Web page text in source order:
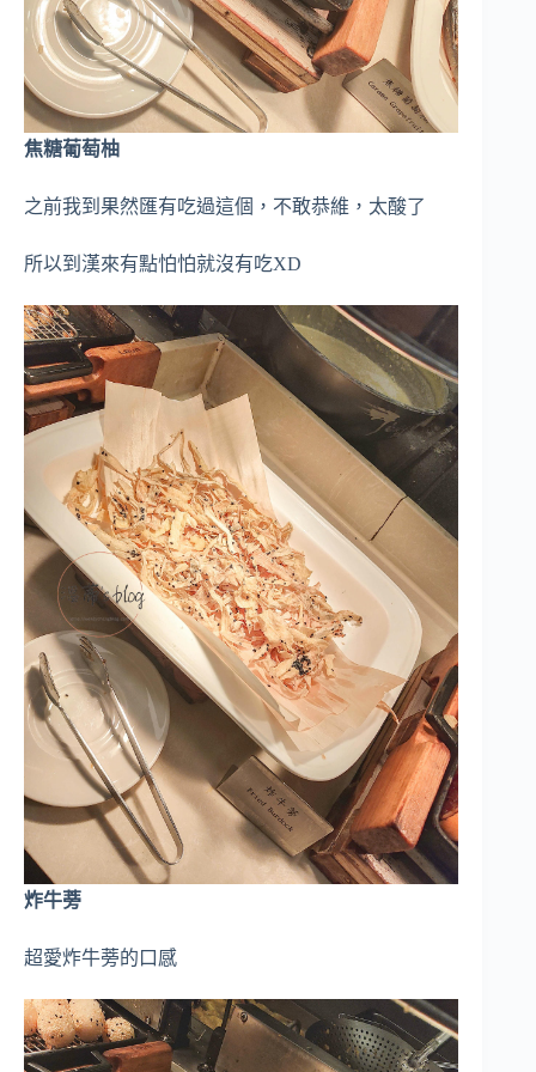
焦糖葡萄柚
之前我到果然匯有吃過這個，不敢恭維，太酸了
所以到漢來有點怕怕就沒有吃XD
炸牛蒡
超愛炸牛蒡的口感